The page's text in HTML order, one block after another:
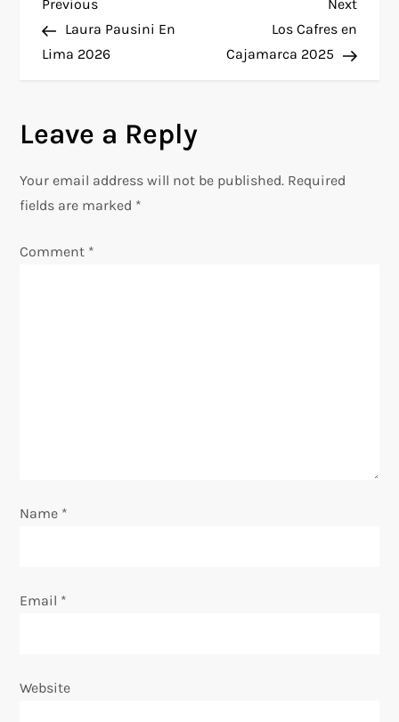
P
o
t
n
a
v
o
Previous
Post
Previous
Laura Pausini En
Lima 2026
Next
Post
Next
Los Cafres en
Cajamarca 2025
Leave a Reply
Your email address will not be published. Required
fields are marked *
Comment *
Name *
Email *
Website